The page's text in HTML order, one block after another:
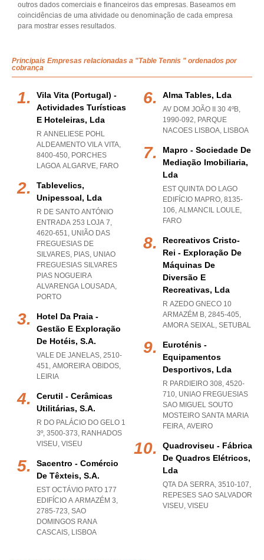
outros dados comerciais e financeiros das empresas. Baseamos em
coincidências de uma atividade ou denominação de cada empresa
para mostrar esses resultados.
Principais Empresas relacionadas a "Table Tennis " ordenados por
cobrança
Vila Vita (portugal) -
Actividades Turísticas
E Hoteleiras, Lda
R ANNELIESE POHL
ALDEAMENTO VILA VITA,
8400-450, PORCHES
LAGOA ALGARVE, FARO
Tablevelics,
Unipessoal, Lda
R DE SANTO ANTÓNIO
ENTRADA 253 LOJA 7,
4620-651, UNIÃO DAS
FREGUESIAS DE
SILVARES, PIAS, UNIAO
FREGUESIAS SILVARES
PIAS NOGUEIRA
ALVARENGA LOUSADA,
PORTO
Hotel Da Praia -
Gestão E Exploração
De Hotéis, S.a.
VALE DE JANELAS, 2510-
451, AMOREIRA OBIDOS,
LEIRIA
Cerutil - Cerâmicas
Utilitárias, S.a.
R DO PALÁCIO DO GELO 1
3º, 3500-373, RANHADOS
VISEU, VISEU
Sacentro - Comércio
De Têxteis, S.a.
EST OCTÁVIO PATO 177
EDIFÍCIO A ARMAZÉM 3,
2785-723, SAO
DOMINGOS RANA
CASCAIS, LISBOA
Alma Tables, Lda
AV DOM JOÃO II 30 4ºB,
1990-092, PARQUE
NACOES LISBOA, LISBOA
Mapro - Sociedade De
Mediação Imobiliaria,
Lda
EST QUINTA DO LAGO
EDIFÍCIO MAPRO, 8135-
106, ALMANCIL LOULE,
FARO
Recreativos Cristo-
Rei - Exploração De
Máquinas De
Diversão E
Recreativas, Lda
R AZEDO GNECO 10
ARMAZÉM B, 2845-405,
AMORA SEIXAL, SETUBAL
Euroténis -
Equipamentos
Desportivos, Lda
R PARDIEIRO 308, 4520-
710, UNIAO FREGUESIAS
SAO MIGUEL SOUTO
MOSTEIRO SANTA MARIA
FEIRA, AVEIRO
Quadroviseu - Fábrica
De Quadros Elétricos,
Lda
QTA DA SERRA, 3510-107,
REPESES SAO SALVADOR
VISEU, VISEU